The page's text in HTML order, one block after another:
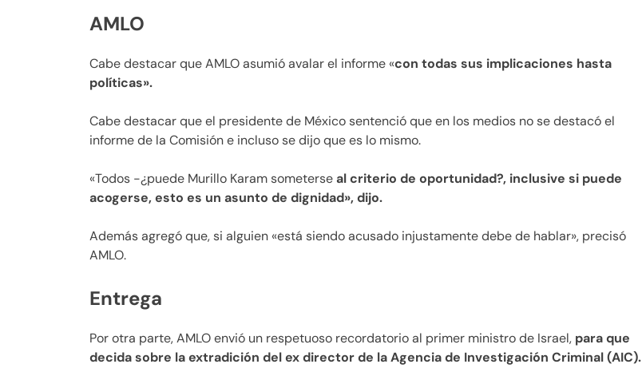
AMLO
Cabe destacar que AMLO asumió avalar el informe «con todas sus implicaciones hasta
políticas».
Cabe destacar que el presidente de México sentenció que en los medios no se destacó el
informe de la Comisión e incluso se dijo que es lo mismo.
«Todos -¿puede Murillo Karam someterseal criterio de oportunidad?, inclusive si puede
acogerse, esto es un asunto de dignidad», dijo.
Además agregó que, si alguien «está siendo acusado injustamente debe de hablar», precisó
AMLO.
Entrega
Por otra parte, AMLO envió un respetuoso recordatorio al primer ministro de Israel, para que
decida sobre la extradición del ex director de la Agencia de Investigación Criminal (AIC).